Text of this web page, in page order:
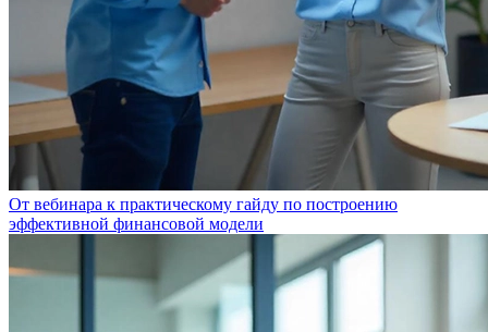
От вебинара к практическому гайду по построению
эффективной финансовой модели